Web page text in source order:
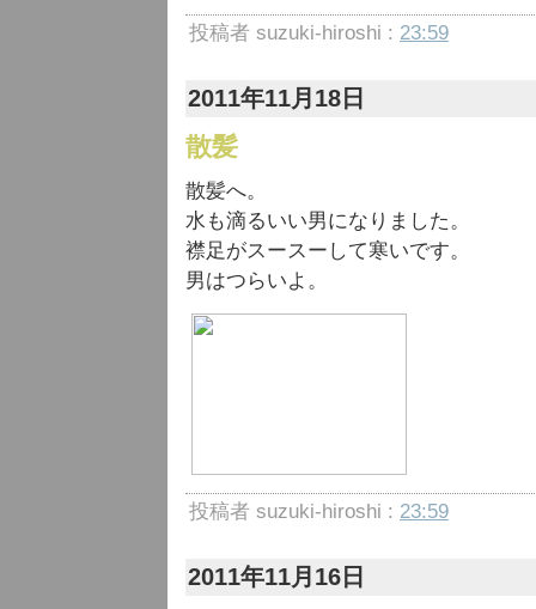
投稿者 suzuki-hiroshi : 23:59
2011年11月18日
散髪
散髪へ。
水も滴るいい男になりました。
襟足がスースーして寒いです。
男はつらいよ。
投稿者 suzuki-hiroshi : 23:59
2011年11月16日